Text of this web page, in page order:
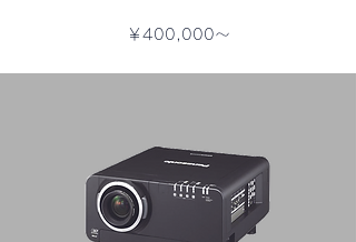
￥400,000～